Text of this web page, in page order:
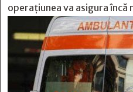
operațiunea va asigura încă